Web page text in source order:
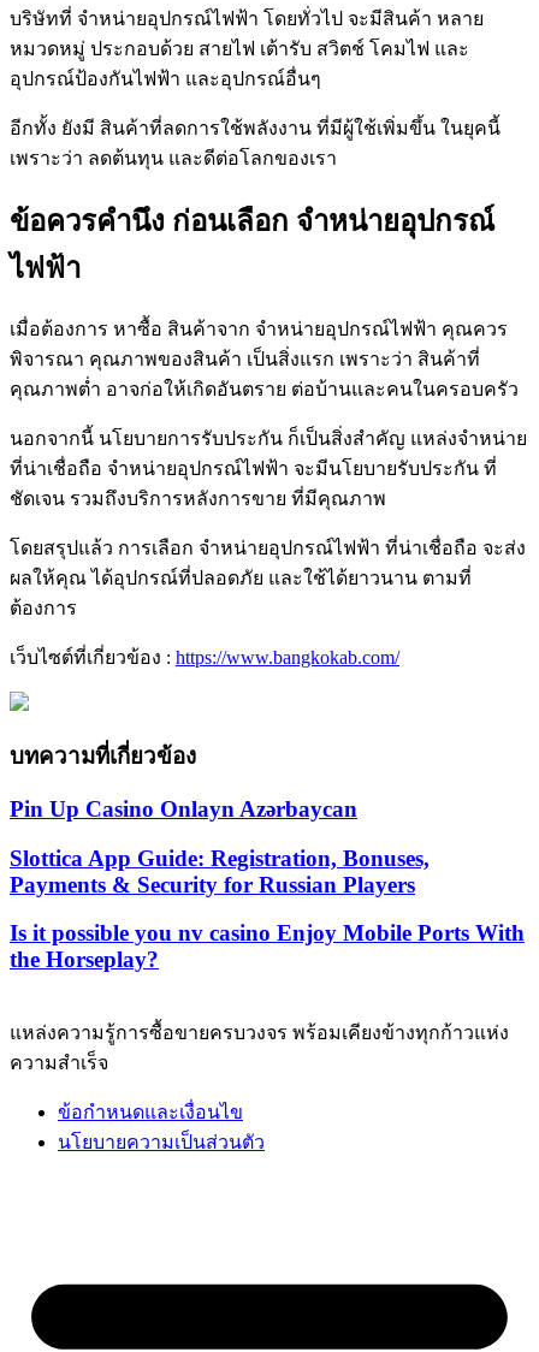
บริษัทที่ จำหน่ายอุปกรณ์ไฟฟ้า โดยทั่วไป จะมีสินค้า หลาย
หมวดหมู่ ประกอบด้วย สายไฟ เต้ารับ สวิตช์ โคมไฟ และ
อุปกรณ์ป้องกันไฟฟ้า และอุปกรณ์อื่นๆ
อีกทั้ง ยังมี สินค้าที่ลดการใช้พลังงาน ที่มีผู้ใช้เพิ่มขึ้น ในยุคนี้
เพราะว่า ลดต้นทุน และดีต่อโลกของเรา
ข้อควรคำนึง ก่อนเลือก จำหน่ายอุปกรณ์
ไฟฟ้า
เมื่อต้องการ หาซื้อ สินค้าจาก จำหน่ายอุปกรณ์ไฟฟ้า คุณควร
พิจารณา คุณภาพของสินค้า เป็นสิ่งแรก เพราะว่า สินค้าที่
คุณภาพต่ำ อาจก่อให้เกิดอันตราย ต่อบ้านและคนในครอบครัว
นอกจากนี้ นโยบายการรับประกัน ก็เป็นสิ่งสำคัญ แหล่งจำหน่าย
ที่น่าเชื่อถือ จำหน่ายอุปกรณ์ไฟฟ้า จะมีนโยบายรับประกัน ที่
ชัดเจน รวมถึงบริการหลังการขาย ที่มีคุณภาพ
โดยสรุปแล้ว การเลือก จำหน่ายอุปกรณ์ไฟฟ้า ที่น่าเชื่อถือ จะส่ง
ผลให้คุณ ได้อุปกรณ์ที่ปลอดภัย และใช้ได้ยาวนาน ตามที่
ต้องการ
เว็บไซต์ที่เกี่ยวข้อง : https://www.bangkokab.com/
บทความที่เกี่ยวข้อง
Pin Up Casino Onlayn Azərbaycan
Slottica App Guide: Registration, Bonuses,
Payments & Security for Russian Players
Is it possible you nv casino Enjoy Mobile Ports With
the Horseplay?
แหล่งความรู้การซื้อขายครบวงจร พร้อมเคียงข้างทุกก้าวแห่ง
ความสำเร็จ
ข้อกำหนดและเงื่อนไข
นโยบายความเป็นส่วนตัว